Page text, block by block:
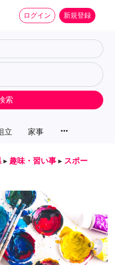
ログイン 新規登録
立 家事 more_horiz
索
▸ 趣味・習い事 ▸ スポー